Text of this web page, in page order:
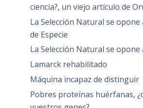
ciencia?, un viejo artículo de
La Selección Natural se opone
de Especie
La Selección Natural se opone
Lamarck rehabilitado
Máquina incapaz de distinguir
Pobres proteínas huérfanas,